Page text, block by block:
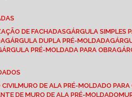
DE FACHADAS
GÁRGULA
GÁRGULA DUPLA PRÉ-MOLDADA
GÁRGULA PRÉ-MOLDADA PARA OBRA
CIVIL
MURO DE ALA PRÉ-MOLDADO
DE MURO DE ALA PRÉ-MOLDADO